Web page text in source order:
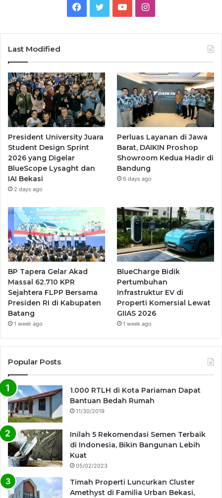
Facebook
TwitterYouTubeInstagram
Last Modified
President University Juara
Student Design Sprint
2026 yang Digelar
BlueScope Lysaght dan
IAI Bekasi
2 days ago
Perluas Layanan di Jawa
Barat, DAIKIN Proshop
Showroom Kedua Hadir di
Bandung
6 days ago
BP Tapera Gelar Akad
Massal 62.710 KPR
Sejahtera FLPP Bersama
Presiden RI di Kabupaten
Batang
1 week ago
BlueCharge Bidik
Pertumbuhan
Infrastruktur EV di
Properti Komersial Lewat
GIIAS 2026
1 week ago
Popular Posts
1.000 RTLH di Kota Pariaman Dapat
Bantuan Bedah Rumah
11/30/2019
Inilah 5 Rekomendasi Semen Terbaik
di Indonesia, Bikin Bangunan Lebih
Kuat
05/02/2023
Timah Properti Luncurkan Cluster
Amethyst di Familia Urban Bekasi,